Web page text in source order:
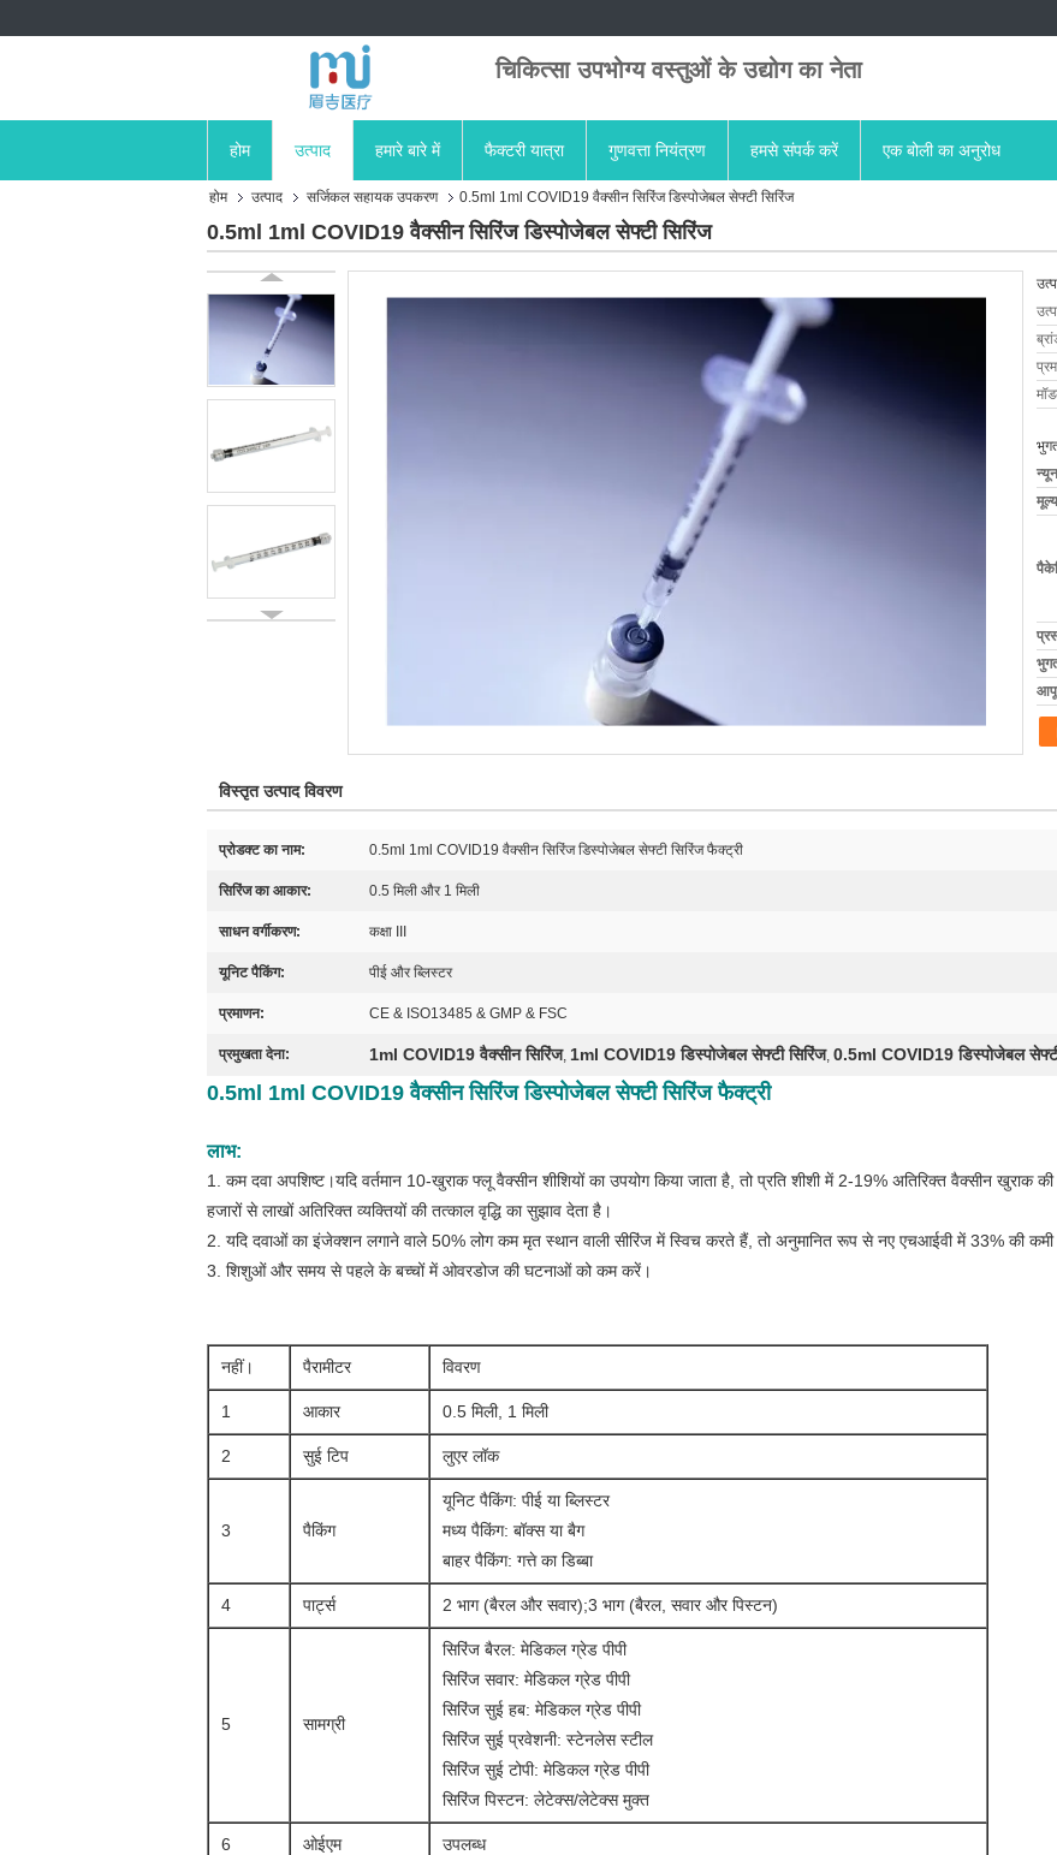
चिकित्सा उपभोग्य वस्तुओं के उद्योग का नेता
होम उत्पाद हमारे बारे में फैक्टरी यात्रा गुणवत्ता नियंत्रण हमसे संपर्क करें एक बोली का अनुरोध
होम उत्पाद सर्जिकल सहायक उपकरण 0.5ml 1ml COVID19 वैक्सीन सिरिंज डिस्पोजेबल सेफ्टी सिरिंज
0.5ml 1ml COVID19 वैक्सीन सिरिंज डिस्पोजेबल सेफ्टी सिरिंज
विस्तृत उत्पाद विवरण
प्रोडक्ट का नाम: 0.5ml 1ml COVID19 वैक्सीन सिरिंज डिस्पोजेबल सेफ्टी सिरिंज फैक्ट्री
सिरिंज का आकार: 0.5 मिली और 1 मिली
साधन वर्गीकरण: कक्षा III
यूनिट पैकिंग: पीई और ब्लिस्टर
प्रमाणन: CE & ISO13485 & GMP & FSC
प्रमुखता देना: 1ml COVID19 वैक्सीन सिरिंज, 1ml COVID19 डिस्पोजेबल सेफ्टी सिरिंज, 0.5ml COVID19 डिस्पोजेबल
0.5ml 1ml COVID19 वैक्सीन सिरिंज डिस्पोजेबल सेफ्टी सिरिंज फैक्ट्री
लाभ:
1. कम दवा अपशिष्ट।यदि वर्तमान 10-खुराक फ्लू वैक्सीन शीशियों का उपयोग किया जाता है, तो प्रति शीशी में 2-19% अतिरिक्त वैक्सीन खुराक
हजारों से लाखों अतिरिक्त व्यक्तियों की तत्काल वृद्धि का सुझाव देता है।
2. यदि दवाओं का इंजेक्शन लगाने वाले 50% लोग कम मृत स्थान वाली सीरिंज में स्विच करते हैं, तो अनुमानित रूप से नए एचआईवी में 33% की
3. शिशुओं और समय से पहले के बच्चों में ओवरडोज की घटनाओं को कम करें।
नहीं। पैरामीटर विवरण
1 आकार 0.5 मिली, 1 मिली
2 सुई टिप लुएर लॉक
3 पैकिंग
यूनिट पैकिंग: पीई या ब्लिस्टर
मध्य पैकिंग: बॉक्स या बैग
बाहर पैकिंग: गत्ते का डिब्बा
4 पार्ट्स 2 भाग (बैरल और सवार);3 भाग (बैरल, सवार और पिस्टन)
5 सामग्री
सिरिंज बैरल: मेडिकल ग्रेड पीपी
सिरिंज सवार: मेडिकल ग्रेड पीपी
सिरिंज सुई हब: मेडिकल ग्रेड पीपी
सिरिंज सुई प्रवेशनी: स्टेनलेस स्टील
सिरिंज सुई टोपी: मेडिकल ग्रेड पीपी
सिरिंज पिस्टन: लेटेक्स/लेटेक्स मुक्त
6 ओईएम उपलब्ध